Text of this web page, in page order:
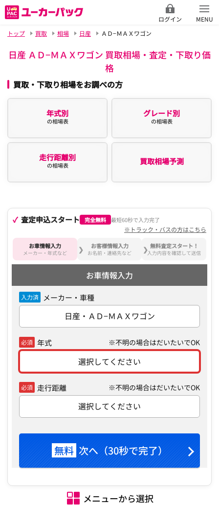
ログイン
MENU
トップ
買取 相場 日産 ＡＤ−ＭＡＸワゴン
日産 ＡＤ−ＭＡＸワゴン 買取相場・査定・下取り価
格
買取・下取り相場をお調べの方
年式別
の相場表
グレード別
の相場表
走行距離別
の相場表 買取相場予測
査定申込スタート 完全無料 最短60秒で入力完了
※トラック・バスの方はこちら
お車情報入力
メーカー・年式など
お客様情報入力
お名前・連絡先など
無料査定スタート！
入力内容を確認して送信
お車情報入力
入力済 メーカー・車種
日産・ＡＤ−ＭＡＸワゴン
必須 年式 ※不明の場合はだいたいでOK
選択してください
必須 走行距離 ※不明の場合はだいたいでOK
選択してください
無料 次へ（30秒で完了）
メニューから選択